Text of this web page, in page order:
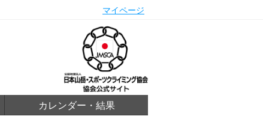
マイページ
カレンダー・結果